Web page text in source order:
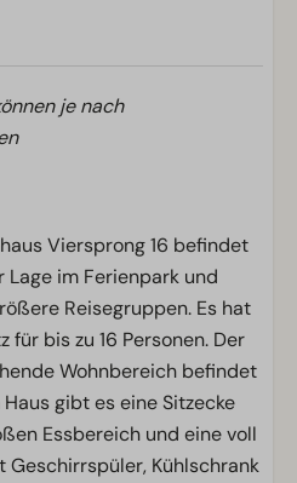
je nach
Viersprong 16 befindet
im Ferienpark und
Reisegruppen. Es hat
für bis zu 16 Personen. Der
Wohnbereich befindet
gibt es eine Sitzecke
Essbereich und eine voll
Kühlschrank